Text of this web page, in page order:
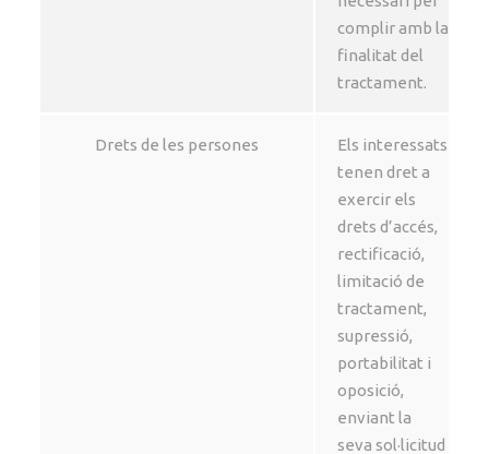
complir amb la
finalitat del
tractament.
Drets de les persones
Els interessats
tenen dret a
exercir els
drets d’accés,
rectificació,
limitació de
tractament,
supressió,
portabilitat i
oposició,
enviant la
seva sol·licitud